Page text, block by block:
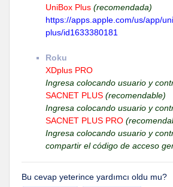
UniBox Plus (recomendada)
https://apps.apple.com/us/app/
plus/id1633380181
Roku
XDplus PRO
Ingresa colocando usuario y
SACNET PLUS (recomendable)
Ingresa colocando usuario y
SACNET PLUS PRO
Ingresa colocando usuario y
compartir el código de acceso
Bu cevap yeterince yardımcı oldu mu?